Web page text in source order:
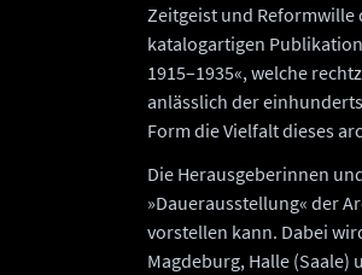
Zeitgeist und Reformwille
katalogartigen
1915–1935«, welche
anlässlich der
Form die Vielfalt dieses
Die Herausgeberinnen
»Dauerausstellung« der
vorstellen kann. Dabei
Magdeburg, Halle (Saale)